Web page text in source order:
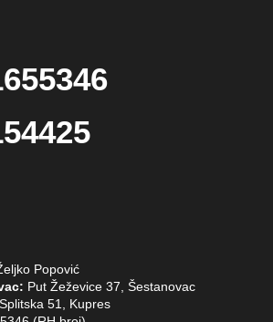
Popović
Put Žeževice 37, Šestanovac
Splitska 51, Kupres